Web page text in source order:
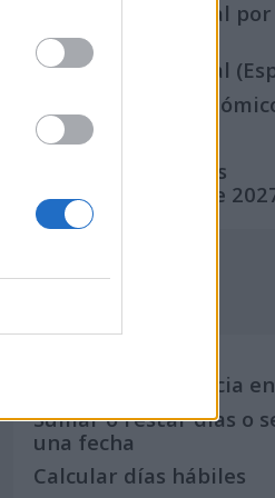
Calendario Laboral
(España)
Calendario Laboral
Calendario
Calendario Lunar
Calendario de Días
Internacionales de
Calcula la diferencia
Sumar o restar días o
una fecha
Calcular días hábiles